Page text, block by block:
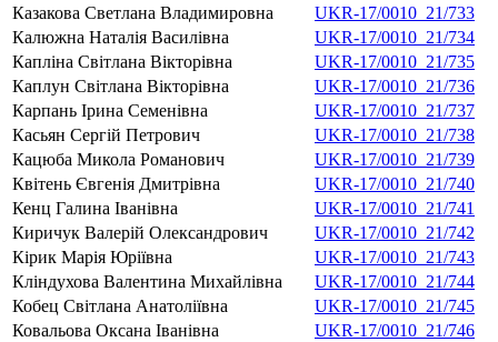
Казакова Светлана Владимировна
UKR-17/0010_21/733
Калюжна Наталія Василівна
UKR-17/0010_21/734
Капліна Світлана Вікторівна
UKR-17/0010_21/735
Каплун Світлана Вікторівна
UKR-17/0010_21/736
Карпань Ірина Семенівна
UKR-17/0010_21/737
Касьян Сергій Петрович
UKR-17/0010_21/738
Кацюба Микола Романович
UKR-17/0010_21/739
Квітень Євгенія Дмитрівна
UKR-17/0010_21/740
Кенц Галина Іванівна
UKR-17/0010_21/741
Киричук Валерій Олександрович
UKR-17/0010_21/742
Кірик Марія Юріївна
UKR-17/0010_21/743
Кліндухова Валентина Михайлівна
UKR-17/0010_21/744
Кобец Світлана Анатоліївна
UKR-17/0010_21/745
Ковальова Оксана Іванівна
UKR-17/0010_21/746